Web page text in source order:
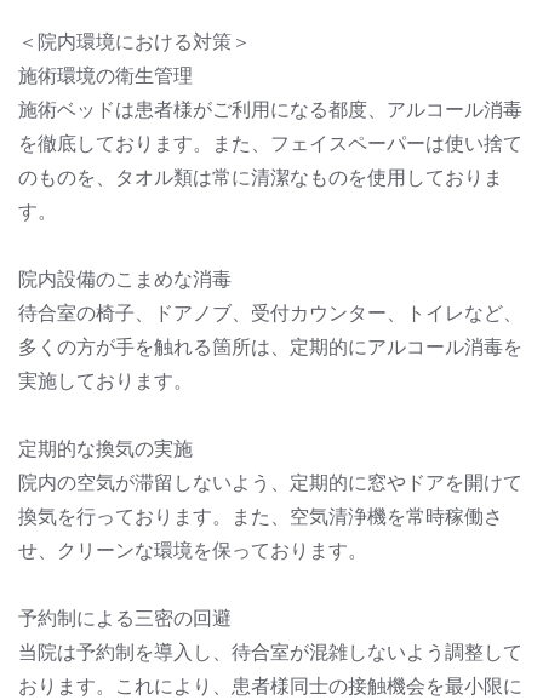
＜院内環境における対策＞
施術環境の衛生管理
施術ベッドは患者様がご利用になる都度、アルコール消毒
を徹底しております。また、フェイスペーパーは使い捨て
のものを、タオル類は常に清潔なものを使用しておりま
す。
院内設備のこまめな消毒
待合室の椅子、ドアノブ、受付カウンター、トイレなど、
多くの方が手を触れる箇所は、定期的にアルコール消毒を
実施しております。
定期的な換気の実施
院内の空気が滞留しないよう、定期的に窓やドアを開けて
換気を行っております。また、空気清浄機を常時稼働さ
せ、クリーンな環境を保っております。
予約制による三密の回避
当院は予約制を導入し、待合室が混雑しないよう調整して
おります。これにより、患者様同士の接触機会を最小限に